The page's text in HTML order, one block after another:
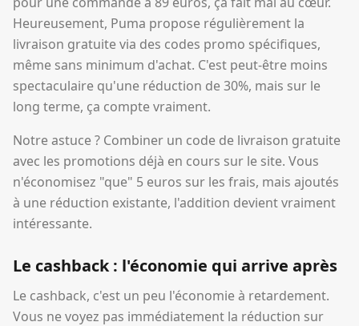
Heureusement, Puma propose régulièrement la
livraison gratuite via des codes promo spécifiques,
même sans minimum d'achat. C'est peut-être moins
spectaculaire qu'une réduction de 30%, mais sur le
long terme, ça compte vraiment.
Notre astuce ? Combiner un code de livraison gratuite
avec les promotions déjà en cours sur le site. Vous
n'économisez "que" 5 euros sur les frais, mais ajoutés
à une réduction existante, l'addition devient vraiment
intéressante.
Le cashback : l'économie qui arrive après
Le cashback, c'est un peu l'économie à retardement.
Vous ne voyez pas immédiatement la réduction sur